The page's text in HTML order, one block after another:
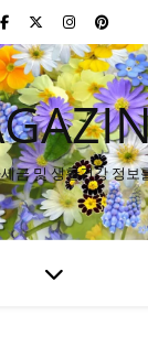
금 및 생활건강 정